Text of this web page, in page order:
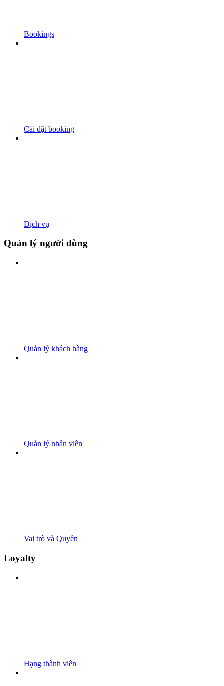
Bookings
Cài đặt booking
Dịch vụ
Quản lý người dùng
Quản lý khách hàng
Quản lý nhân viên
Vai trò và Quyền
Loyalty
Hạng thành viên